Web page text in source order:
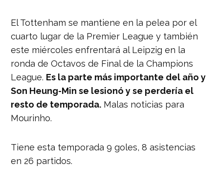
El Tottenham se mantiene en la pelea por el
cuarto lugar de la Premier League y también
este miércoles enfrentará al Leipzig en la
ronda de Octavos de Final de la Champions
League. Es la parte más importante del año y
Son Heung-Min se lesionó y se perdería el
resto de temporada. Malas noticias para
Mourinho.
Tiene esta temporada 9 goles, 8 asistencias
en 26 partidos.